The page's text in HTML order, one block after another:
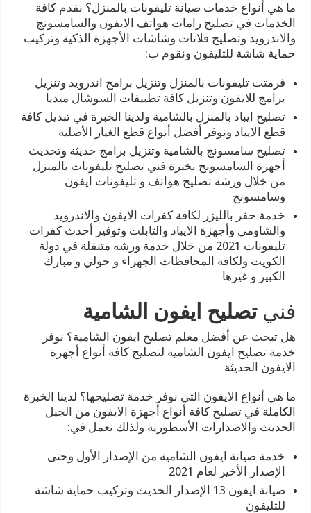
ما هي أنواع خدمات صيانة تليفونات بالمنزل؟ نقدم كافة
الخدمات في تصليح رامات هواتف الايفون والسامسونج
والاندرويد وتصليح فلاتات وشاشات الأجهزة الذكية وتركيب
حماية شاشة للتليفون ونقوم ب:
فرمتت تليفونات بالمنزل وتنزيل برامج اندرويد وتنزيل
برامج للايفون وتنزيل كافة تطبيقات السوشال ميديا
تصليح ايباد بالمنزل بالشامية ولدينا الخبرة في تبديل كافة
قطع الايباد ونوفر أفضل أنواع قطع الغيار الأصلية
تصليح سامسونج بالشامية وتنزيل برامج حديثة وتحديث
أجهزة السامسونج بخبرة فني تصليح تليفونات بالمنزل
من خلال ورشة تصليح هواتف و تليفونات ايفون
وسامسونج
خدمة حفر بالليزر لكافة كفرات الايفون والاندرويد
والشاومي وأجهزة الايباد والتابلت وتوفير أحدث كفرات
تليفونات 2021 من خلال خدمة ورشه متنقلة في دولة
الكويت ولكافة المحافظات الجهراء و حولي و مبارك
الكبير و غيرها
فنيتصليح ايفون الشامية
هل تبحث عن أفضل معلم تصليح ايفون الشامية؟ نوفر
خدمة تصليح ايفون الشامية لتصليح كافة أنواع أجهزة
الايفون الحديثة
ما هي أنواع الايفون التي نوفر خدمة تصليحها؟ لدينا الخبرة
الكاملة في تصليح كافة أنواع أجهزة الايفون من الجيل
الحديث والاصدارات الأسطورية ولذلك نعمل في:
خدمة صيانة ايفون الشامية من الإصدار الأول وحتى
الإصدار الأخير لعام 2021
صيانة ايفون 13 الإصدار الحديث وتركيب حماية شاشة
للتليفون